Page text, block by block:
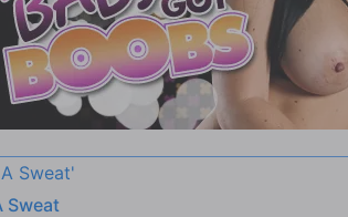
Sweat